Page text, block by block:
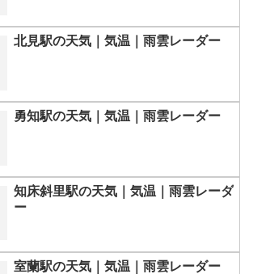
北見駅の天気｜気温｜雨雲レーダー
勇知駅の天気｜気温｜雨雲レーダー
知床斜里駅の天気｜気温｜雨雲レーダ
ー
室蘭駅の天気｜気温｜雨雲レーダー